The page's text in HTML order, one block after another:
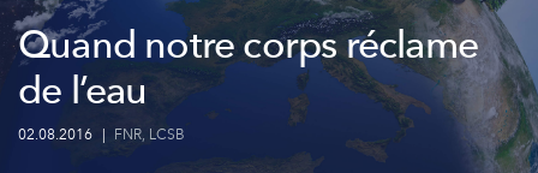
Quand notre corps réclame
de l’eau
02.08.2016 | FNR, LCSB